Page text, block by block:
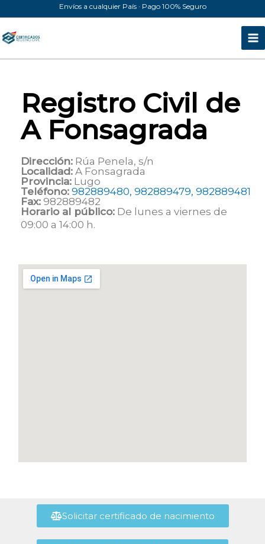
al
contenido
Envíos a cualquier País · Pago 100% Seguro
Registro Civil de
A Fonsagrada
Dirección: Rúa Penela, s/n
Localidad: A Fonsagrada
Provincia: Lugo
Teléfono: 982889480, 982889479, 982889481
Fax: 982889482
Horario al público: De lunes a viernes de
09:00 a 14:00 h.
Solicitar certificado de nacimiento